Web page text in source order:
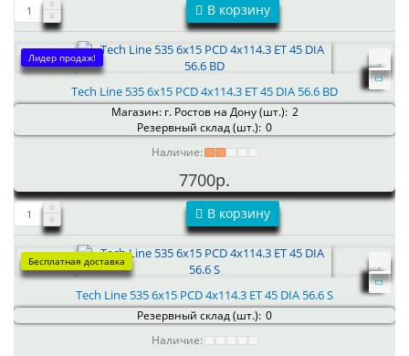
В корзину
Лидер продаж!
Tech Line 535 6x15 PCD 4x114.3 ET 45 DIA 56.6 BD
Магазин: г. Ростов на Дону (шт.): 2
Резервный склад (шт.): 0
Наличие:
7700р.
В корзину
Бесплатная доставка
Tech Line 535 6x15 PCD 4x114.3 ET 45 DIA 56.6 S
Резервный склад (шт.): 0
Наличие: